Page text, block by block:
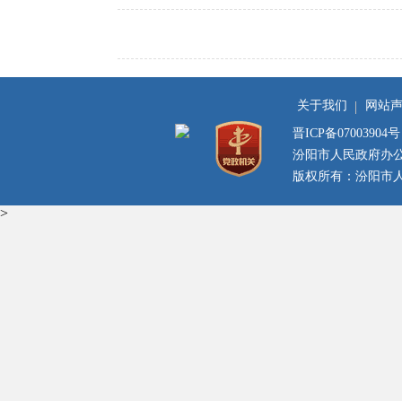
关于我们 网站
晋ICP备07003904号
汾阳市人民政府办
版权所有：汾阳市
>